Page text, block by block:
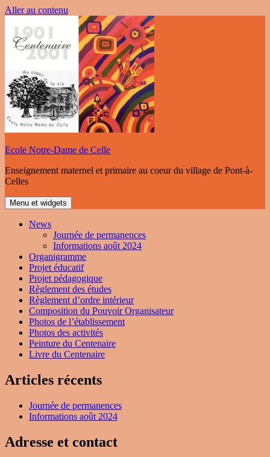
Aller au contenu
Ecole Notre-Dame de Celle
Enseignement maternel et primaire au coeur du village de Pont-à-
Celles
Menu et widgets
News
Journée de permanences
Informations août 2024
Organigramme
Projet éducatif
Projet pédagogique
Règlement des études
Règlement d’ordre intérieur
Composition du Pouvoir Organisateur
Photos de l’établissement
Photos des activités
Peinture du Centenaire
Livre du Centenaire
Articles récents
Journée de permanences
Informations août 2024
Adresse et contact